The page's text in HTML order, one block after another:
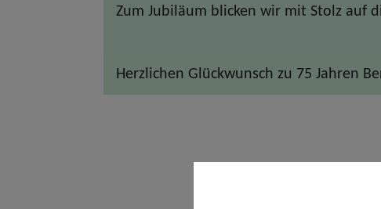
Zum Jubiläum blicken wir mit Stolz auf
Herzlichen Glückwunsch zu 75 Jahren